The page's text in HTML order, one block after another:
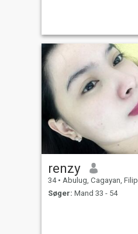
renzy
34 • Abulug, Cagayan, Filippinerne
Søger: Mand 33 - 54